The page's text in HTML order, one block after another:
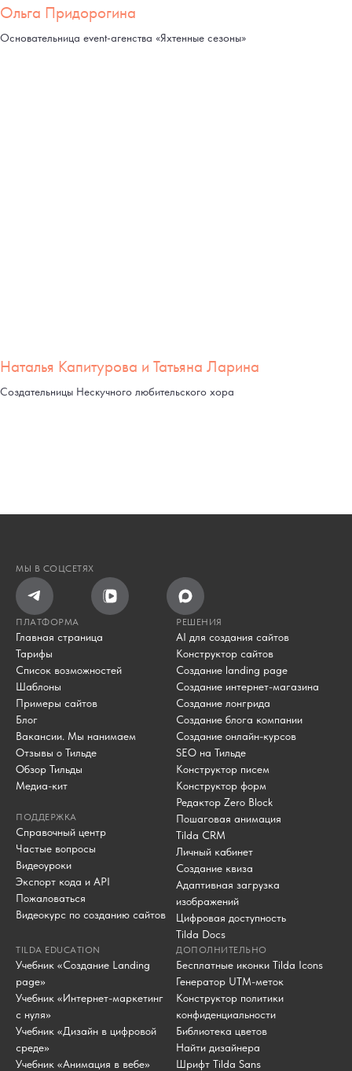
Ольга Придорогина
Основательница event-агенства «Яхтенные сезоны»
Наталья Капитурова и Татьяна Ларина
Создательницы Нескучного любительского хора
МЫ В СОЦСЕТЯХ
ПЛАТФОРМА
Главная страница
Тарифы
Список возможностей
Шаблоны
Примеры сайтов
Блог
Вакансии. Мы нанимаем
Отзывы о Тильде
Обзор Тильды
Медиа-кит
ПОДДЕРЖКА
Справочный центр
Частые вопросы
Видеоуроки
Экспорт кода и API
Пожаловаться
Видеокурс по созданию сайтов
РЕШЕНИЯ
AI для создания сайтов
Конструктор сайтов
Создание landing page
Создание интернет-магазина
Создание лонгрида
Создание блога компании
Создание онлайн-курсов
SEO на Тильде
Конструктор писем
Конструктор форм
Редактор Zero Block
Пошаговая анимация
Tilda CRM
Личный кабинет
Создание квиза
Адаптивная загрузка
изображений
Цифровая доступность
Tilda Docs
TILDA EDUCATION
Учебник «Создание Landing
page»
Учебник «Интернет-маркетинг
с нуля»
Учебник «Дизайн в цифровой
среде»
Учебник «Анимация в вебе»
ДОПОЛНИТЕЛЬНО
Бесплатные иконки Tilda Icons
Генератор UTM-меток
Конструктор политики
конфиденциальности
Библиотека цветов
Найти дизайнера
Шрифт Tilda Sans